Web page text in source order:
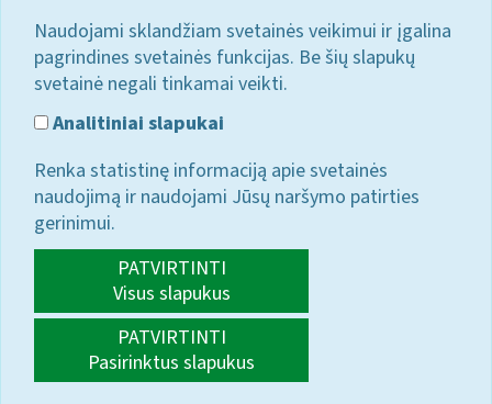
Naudojami sklandžiam svetainės veikimui ir įgalina
pagrindines svetainės funkcijas. Be šių slapukų
svetainė negali tinkamai veikti.
Analitiniai slapukai
Renka statistinę informaciją apie svetainės
naudojimą ir naudojami Jūsų naršymo patirties
gerinimui.
PATVIRTINTI
Visus slapukus
PATVIRTINTI
Pasirinktus slapukus